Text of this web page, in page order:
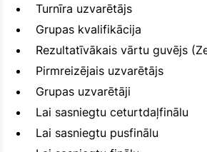
Turnīra uzvarētājs
Grupas kvalifikācija
Rezultatīvākais vārtu guvējs
Pirmreizējais uzvarētājs
Grupas uzvarētāji
Lai sasniegtu ceturtdaļfinālu
Lai sasniegtu pusfinālu